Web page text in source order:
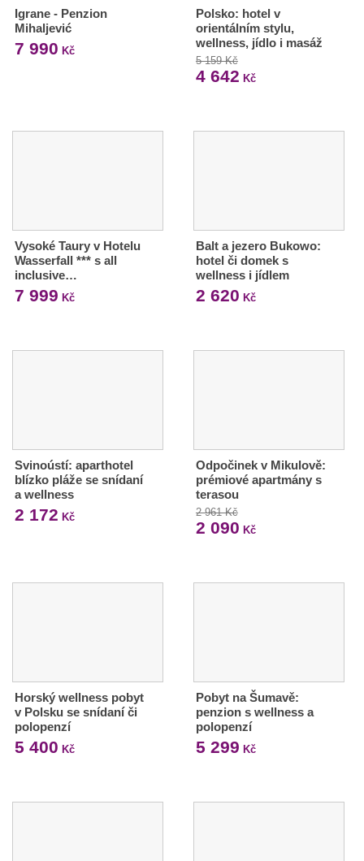
Igrane - Penzion
Mihaljević
7 990 Kč
Polsko: hotel v
orientálním stylu,
wellness, jídlo i masáž
5 159 Kč
4 642 Kč
Vysoké Taury v Hotelu
Wasserfall *** s all
inclusive…
7 999 Kč
Balt a jezero Bukowo:
hotel či domek s
wellness i jídlem
2 620 Kč
Svinoústí: aparthotel
blízko pláže se snídaní
a wellness
2 172 Kč
Odpočinek v Mikulově:
prémiové apartmány s
terasou
2 961 Kč
2 090 Kč
Horský wellness pobyt
v Polsku se snídaní či
polopenzí
5 400 Kč
Pobyt na Šumavě:
penzion s wellness a
polopenzí
5 299 Kč